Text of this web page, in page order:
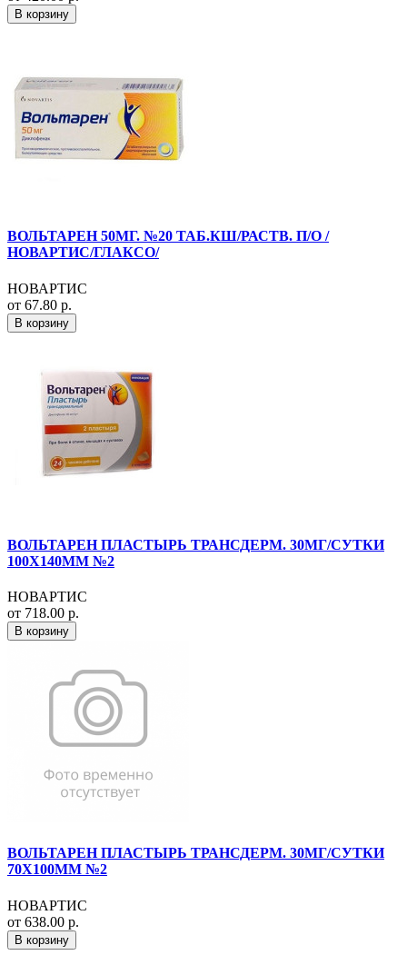
В корзину
ВОЛЬТАРЕН 50МГ. №20 ТАБ.КШ/РАСТВ. П/О /
НОВАРТИС/ГЛАКСО/
НОВАРТИС
от 67.80 р.
В корзину
ВОЛЬТАРЕН ПЛАСТЫРЬ ТРАНСДЕРМ. 30МГ/СУТКИ
100Х140ММ №2
НОВАРТИС
от 718.00 р.
В корзину
ВОЛЬТАРЕН ПЛАСТЫРЬ ТРАНСДЕРМ. 30МГ/СУТКИ
70Х100ММ №2
НОВАРТИС
от 638.00 р.
В корзину